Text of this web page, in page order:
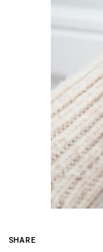
SHARE